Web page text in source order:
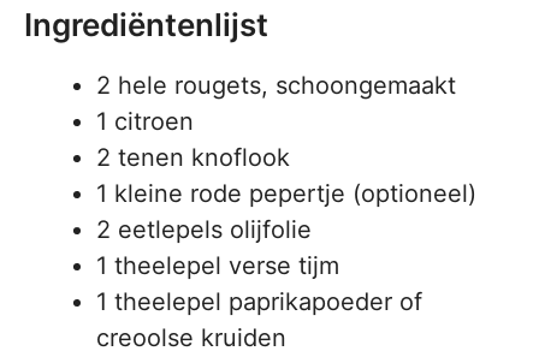
Ingrediëntenlijst
2 hele rougets, schoongemaakt
1 citroen
2 tenen knoflook
1 kleine rode pepertje (optioneel)
2 eetlepels olijfolie
1 theelepel verse tijm
1 theelepel paprikapoeder of
creoolse kruiden